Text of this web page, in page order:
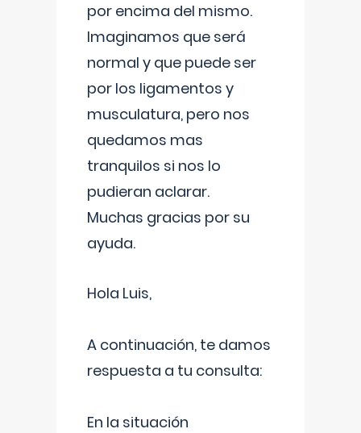
por encima del mismo.
Imaginamos que será
normal y que puede ser
por los ligamentos y
musculatura, pero nos
quedamos mas
tranquilos si nos lo
pudieran aclarar.
Muchas gracias por su
ayuda.
Hola Luis,
A continuación, te damos
respuesta a tu consulta:
En la situación